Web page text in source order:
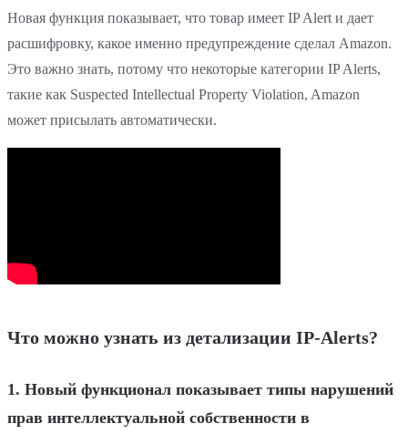
Новая функция показывает, что товар имеет IP Alert и дает
расшифровку, какое именно предупреждение сделал Amazon.
Это важно знать, потому что некоторые категории IP Alerts,
такие как Suspected Intellectual Property Violation, Amazon
может присылать автоматически.
Что можно узнать из детализации IP-Alerts?
1. Новый функционал показывает типы нарушений
прав интеллектуальной собственности в